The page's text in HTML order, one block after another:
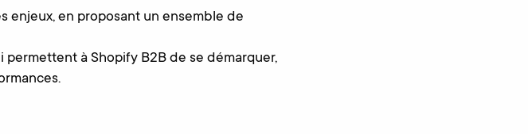
enjeux, en proposant un ensemble de
à Shopify B2B de se démarquer,